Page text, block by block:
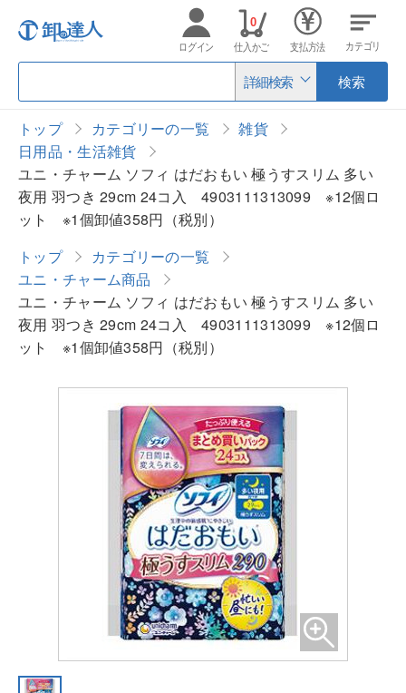
詳細検索 検索
ログイン 仕入かご
0
支払方法 カテゴリ
トップ カテゴリーの一覧
雑貨
日用品・生活雑貨
ユニ・チャーム ソフィ はだおもい 極うすスリム 多い
夜用 羽つき 29cm 24コ入 4903111313099 ※12個ロ
ット ※1個卸値358円（税別）
トップ
カテゴリーの一覧
ユニ・チャーム商品
ユニ・チャーム ソフィ はだおもい 極うすスリム 多い
夜用 羽つき 29cm 24コ入 4903111313099 ※12個ロ
ット ※1個卸値358円（税別）